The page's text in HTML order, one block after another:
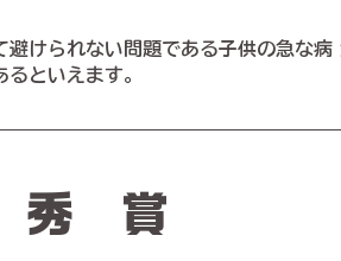
避けられない問題である子供の急な
といえます。
秀賞